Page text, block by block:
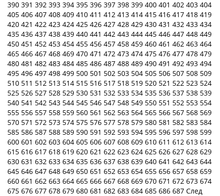
390 391 392 393 394 395 396 397 398 399 400 401 402 403 404
405 406 407 408 409 410 411 412 413 414 415 416 417 418 419
420 421 422 423 424 425 426 427 428 429 430 431 432 433 434
435 436 437 438 439 440 441 442 443 444 445 446 447 448 449
450 451 452 453 454 455 456 457 458 459 460 461 462 463 464
465 466 467 468 469 470 471 472 473 474 475 476 477 478 479
480 481 482 483 484 485 486 487 488 489 490 491 492 493 494
495 496 497 498 499 500 501 502 503 504 505 506 507 508 509
510 511 512 513 514 515 516 517 518 519 520 521 522 523 524
525 526 527 528 529 530 531 532 533 534 535 536 537 538 539
540 541 542 543 544 545 546 547 548 549 550 551 552 553 554
555 556 557 558 559 560 561 562 563 564 565 566 567 568 569
570 571 572 573 574 575 576 577 578 579 580 581 582 583 584
585 586 587 588 589 590 591 592 593 594 595 596 597 598 599
600 601 602 603 604 605 606 607 608 609 610 611 612 613 614
615 616 617 618 619 620 621 622 623 624 625 626 627 628 629
630 631 632 633 634 635 636 637 638 639 640 641 642 643 644
645 646 647 648 649 650 651 652 653 654 655 656 657 658 659
660 661 662 663 664 665 666 667 668 669 670 671 672 673 674
675 676 677 678 679 680 681 682 683 684 685 686 687 След